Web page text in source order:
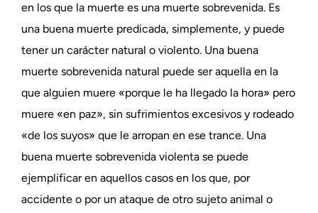
en los que la muerte es una muerte sobrevenida. Es
una buena muerte predicada, simplemente, y puede
tener un carácter natural o violento. Una buena
muerte sobrevenida natural puede ser aquella en la
que alguien muere «porque le ha llegado la hora» pero
muere «en paz», sin sufrimientos excesivos y rodeado
«de los suyos» que le arropan en ese trance. Una
buena muerte sobrevenida violenta se puede
ejemplificar en aquellos casos en los que, por
accidente o por un ataque de otro sujeto animal o